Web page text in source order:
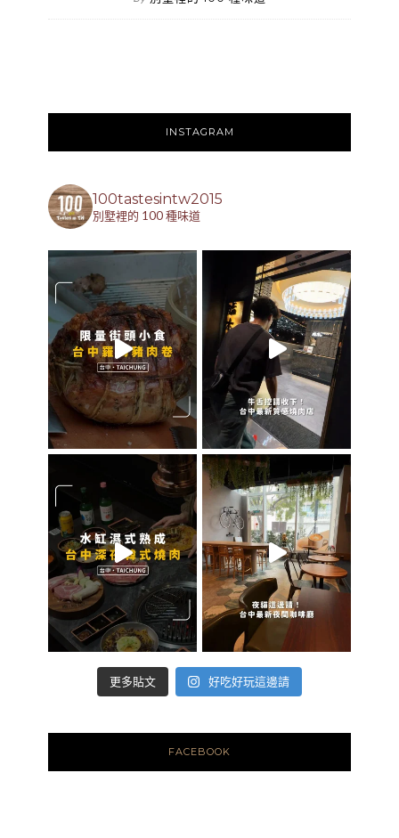
INSTAGRAM
100tastesintw2015
別墅裡的 100 種味道
更多貼文 好吃好玩這邊請
FACEBOOK